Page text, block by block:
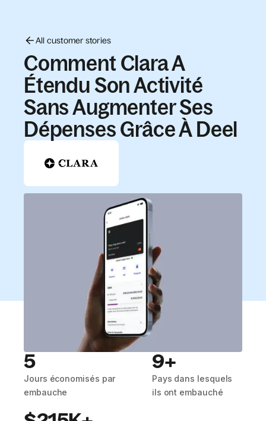
All customer stories
Comment Clara A
Étendu Son Activité
Sans Augmenter Ses
Dépenses Grâce À Deel
5
Jours économisés par
embauche
9+
Pays dans lesquels
ils ont embauché